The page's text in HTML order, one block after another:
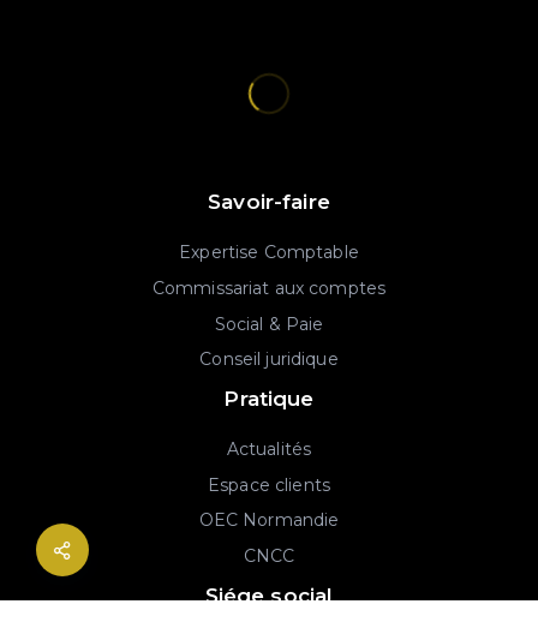
Savoir-faire
Expertise Comptable
Commissariat aux comptes
Social & Paie
Conseil juridique
Pratique
Actualités
Espace clients
OEC Normandie
CNCC
Siége social